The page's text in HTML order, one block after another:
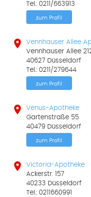
Tel.: 0211/663913
zum Profil

Vennhauser Allee
Vennhauser Allee
40627 Düsseldorf
Tel.: 0211/279644
zum Profil

Venus-Apotheke
Gartenstraße 55
40479 Düsseldorf
zum Profil

Victoria-Apotheke
Ackerstr. 157
40233 Düsseldorf
Tel.: 0211660991